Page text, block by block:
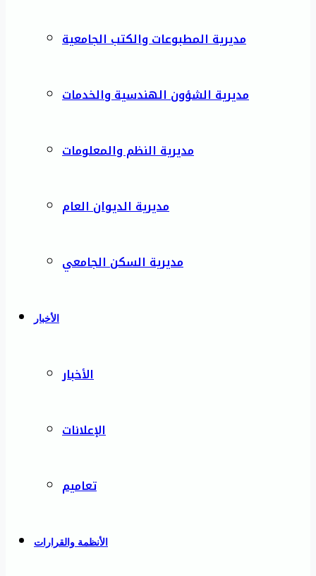
مديرية المطبوعات والكتب الجامعية
مديرية الشؤون الهندسية والخدمات
مديرية النظم والمعلومات
مديرية الديوان العام
مديرية السكن الجامعي
الأخبار
الأخبار
الإعلانات
تعاميم
الأنظمة والقرارات